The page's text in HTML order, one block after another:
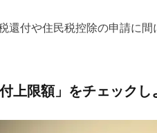
還付や住民税控除の申請に
上限額」をチェックし